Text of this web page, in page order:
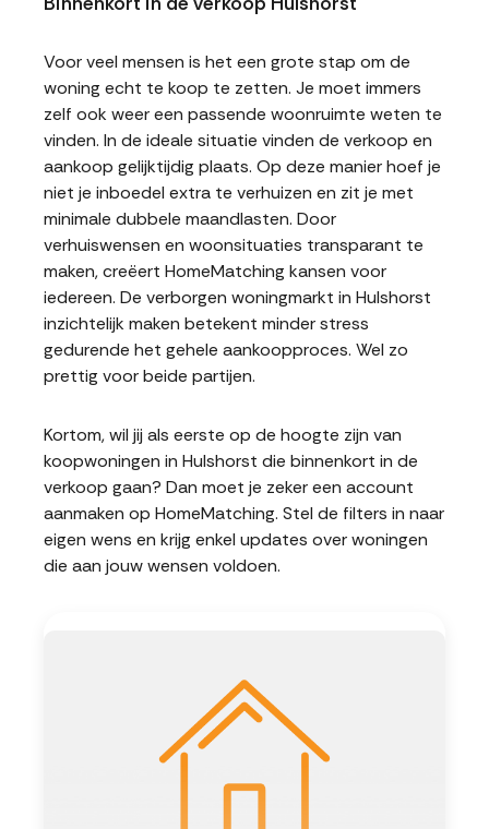
Voor veel mensen is het een grote stap om de
woning echt te koop te zetten. Je moet immers
zelf ook weer een passende woonruimte weten te
vinden. In de ideale situatie vinden de verkoop en
aankoop gelijktijdig plaats. Op deze manier hoef je
niet je inboedel extra te verhuizen en zit je met
minimale dubbele maandlasten. Door
verhuiswensen en woonsituaties transparant te
maken, creëert HomeMatching kansen voor
iedereen. De verborgen woningmarkt in Hulshorst
inzichtelijk maken betekent minder stress
gedurende het gehele aankoopproces. Wel zo
prettig voor beide partijen.
Kortom, wil jij als eerste op de hoogte zijn van
koopwoningen in Hulshorst die binnenkort in de
verkoop gaan? Dan moet je zeker een account
aanmaken op HomeMatching. Stel de filters in naar
eigen wens en krijg enkel updates over woningen
die aan jouw wensen voldoen.